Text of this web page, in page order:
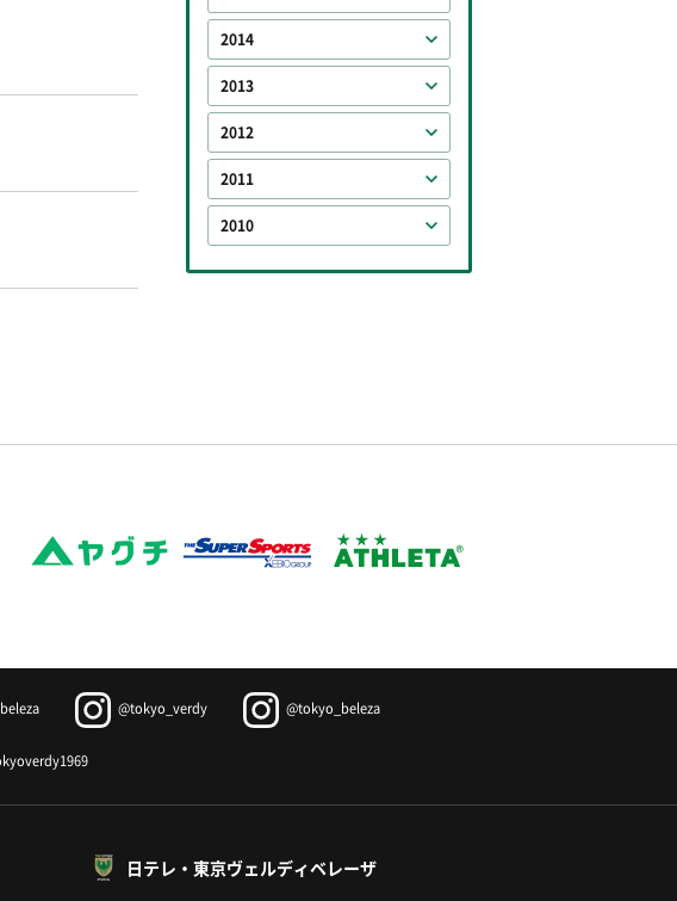
2014
2013
2012
2011
2010
@tokyo_verdy @tokyo_beleza
日テレ・東京ヴェルディベレーザ